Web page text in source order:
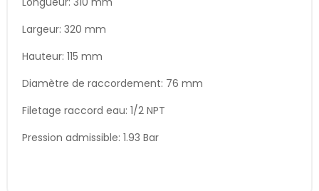
Largeur: 320 mm
Hauteur: 115 mm
Diamètre de raccordement: 76 mm
Filetage raccord eau: 1/2 NPT
Pression admissible: 1.93 Bar